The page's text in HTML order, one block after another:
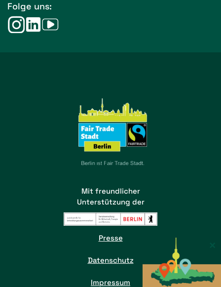
Folge uns:
Mit freundlicher
Unterstützung der
Presse
Datenschutz
Impressum